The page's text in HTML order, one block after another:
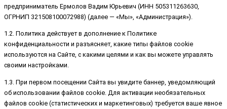
предприниматель Ермолов Вадим Юрьевич (ИНН 505311263630,
ОГРНИП 321508100072988) (далее — «Мы», «Администрация»).
1.2. Политика действует в дополнение к Политике
конфиденциальности и разъясняет, какие типы файлов cookie
используются на Сайте, с какими целями и как вы можете управлять
своими настройками.
1.3. При первом посещении Сайта вы увидите баннер, уведомляющий
об использовании файлов cookie. Для активации необязательных
файлов cookie (статистических и маркетинговых) требуется ваше явное